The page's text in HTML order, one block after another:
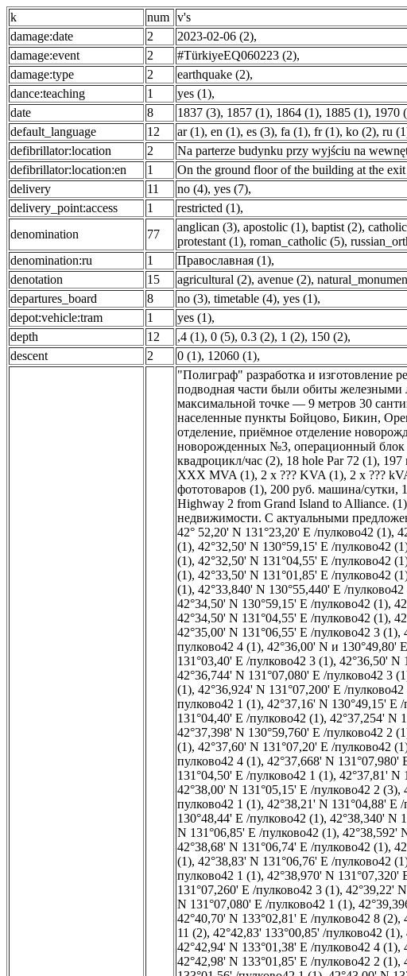
k num v's
damage:date
2 2023-02-06 (2),
damage:event
2 #TürkiyeEQ060223 (2),
damage:type
2 earthquake (2),
dance:teaching
1 yes (1),
date
8 1837 (3), 1857 (1), 1864 (1), 1885 (1), 1970
default_language
12 ar (1), en (1), es (3), fa (1), fr (1), ko (2), ru
defibrillator:location
2 Na parterze budynku przy wyjściu na
defibrillator:location:en
1 On the ground floor of the building at the
delivery
11 no (4), yes (7),
delivery_point:access
1 restricted (1),
denomination
77
anglican (3), apostolic (1), baptist (2),
protestant (1), roman_catholic (5),
denomination:ru
1 Православная (1),
denotation
15 agricultural (2), avenue (2),
departures_board
8 no (3), timetable (4), yes (1),
depot:vehicle:tram
1 yes (1),
depth
12 ,4 (1), 0 (5), 0.3 (2), 1 (2), 150 (2),
descent
2 0 (1), 12060 (1),
"Полиграф" разработка и изготовление
подводная части были обиты
максимальной точке — 9 метров 30
населенные пункты Бойцово, Бикин,
отделение, приёмное отделение
новорожденных №3, операционный блок
квадроцикл/час (2), 18 hole Par 72 (1), 197
XXX MVA (1), 2 x ??? KVA (1), 2 x ???
фототоваров (1), 200 руб. машина/сутки,
Highway 2 from Grand Island to Alliance. (1)
недвижимости. С актуальными
42° 52,20' N 131°23,20' E /пулково42 (1),
(1), 42°32,50' N 130°59,15' E /пулково42
(1), 42°32,50' N 131°04,55' E /пулково42
(1), 42°33,50' N 131°01,85' E /пулково42
(1), 42°33,840' N 130°55,440' E /пулково42
42°34,50' N 130°59,15' E /пулково42 (1),
42°34,50' N 131°04,55' E /пулково42 (1),
42°35,00' N 131°06,55' E /пулково42 3 (1),
пулково42 4 (1), 42°36,00' N и 130°49,80'
131°03,40' E /пулково42 3 (1), 42°36,50' N
42°36,744' N 131°07,080' E /пулково42 3
(1), 42°36,924' N 131°07,200' E /пулково42
пулково42 1 (1), 42°37,16' N 130°49,15' E
131°04,40' E /пулково42 (1), 42°37,254' N
42°37,398' N 130°59,760' E /пулково42 2
(1), 42°37,60' N 131°07,20' E /пулково42
пулково42 4 (1), 42°37,668' N 131°07,980'
131°04,50' E /пулково42 1 (1), 42°37,81' N
42°38,00' N 131°05,15' E /пулково42 2 (3),
пулково42 1 (1), 42°38,21' N 131°04,88' E
130°48,44' E /пулково42 (1), 42°38,340' N
N 131°06,85' E /пулково42 (1), 42°38,592'
42°38,68' N 131°06,74' E /пулково42 (1),
(1), 42°38,83' N 131°06,76' E /пулково42
пулково42 1 (1), 42°38,970' N 131°07,320'
131°07,260' E /пулково42 3 (1), 42°39,22'
N 131°07,080' E /пулково42 1 (1),
42°40,70' N 133°02,81' E /пулково42 8 (2),
11 (2), 42°42,83' 133°00,85' /пулково42 (1),
42°42,94' N 133°01,38' E /пулково42 4 (1),
42°42,98' N 133°01,85' E /пулково42 2 (1),